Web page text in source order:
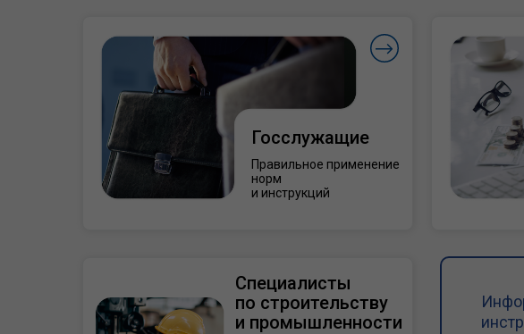
Госслужащие
Правильное применение
норм
и инструкций
Специалисты
по строительству
и промышленности